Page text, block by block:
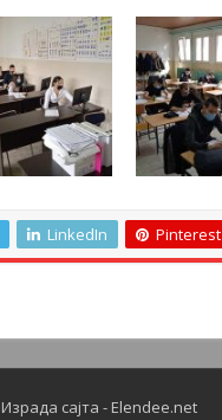
LinkedIn Pinterest
Израда сајта - Elendee.net